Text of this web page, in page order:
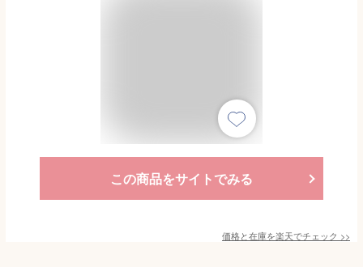
この商品をサイトでみる
価格と在庫を楽天でチェック >>